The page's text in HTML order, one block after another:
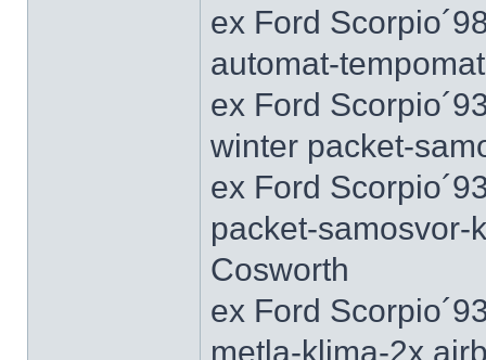
ex Ford
automat-
ex Ford
winter packet-
ex Ford
packet-samosvor-
Cosworth
ex Ford
metla-klima-2x